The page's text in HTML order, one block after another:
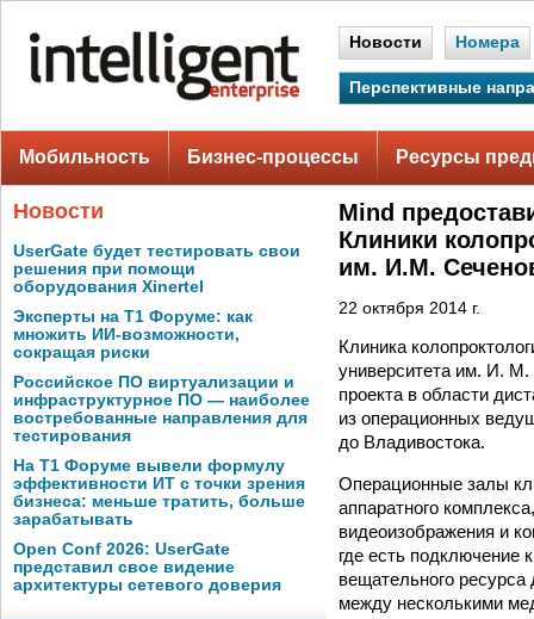
Новости Номера
Перспективные
Мобильность Бизнес-процессы Ресурсы
Новости
UserGate будет тестировать свои
решения при помощи
оборудования Xinertel
Эксперты на Т1 Форуме: как
множить ИИ-возможности,
сокращая риски
Российское ПО виртуализации и
инфраструктурное ПО — наиболее
востребованные направления для
тестирования
На Т1 Форуме вывели формулу
эффективности ИТ с точки зрения
бизнеса: меньше тратить, больше
зарабатывать
Open Conf 2026: UserGate
представил свое видение
архитектуры сетевого доверия
Mind
Клиники
им. И.М.
22 октября 2014 г.
Клиника
университета им. И.
проекта в области
из операционных
до Владивостока.
Операционные залы
аппаратного
видеоизображения и
где есть подключение
вещательного ресурса
между несколькими